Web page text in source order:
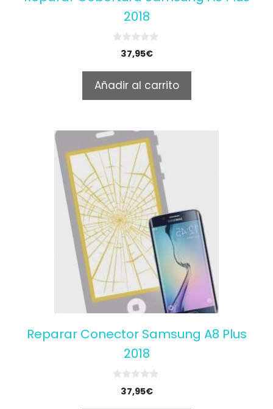
2018
o
f
5
37,95€
Añadir al carrito
Reparar Conector Samsung A8 Plus
2018
37,95€